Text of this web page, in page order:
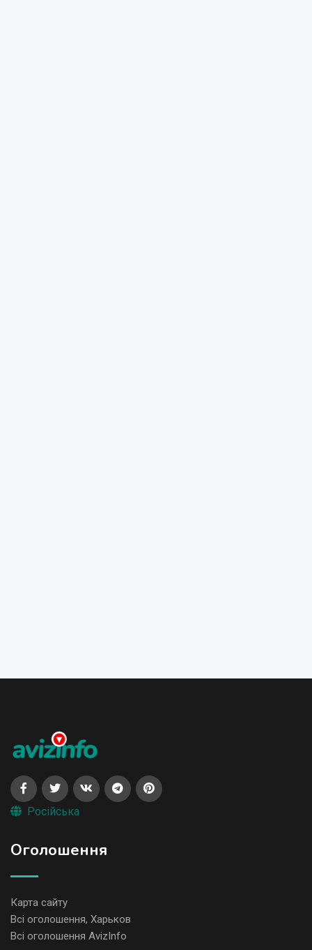
Російська
Оголошення
Карта сайту
Всі оголошення, Харьков
Всі оголошення AvizInfo